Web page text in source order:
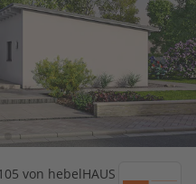
von hebelHAUS